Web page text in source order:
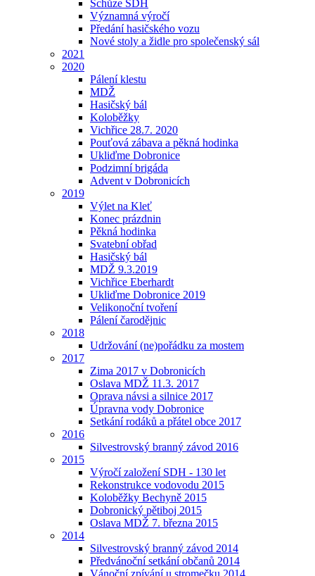
Schůze SDH
Významná výročí
Předání hasičského vozu
Nové stoly a židle pro společenský sál
2021
2020
Pálení klestu
MDŽ
Hasičský bál
Koloběžky
Vichřice 28.7. 2020
Pouťová zábava a pěkná hodinka
Ukliďme Dobronice
Podzimní brigáda
Advent v Dobronicích
2019
Výlet na Kleť
Konec prázdnin
Pěkná hodinka
Svatební obřad
Hasičský bál
MDŽ 9.3.2019
Vichřice Eberhardt
Ukliďme Dobronice 2019
Velikonoční tvoření
Pálení čarodějnic
2018
Udržování (ne)pořádku za mostem
2017
Zima 2017 v Dobronicích
Oslava MDŽ 11.3. 2017
Oprava návsi a silnice 2017
Úpravna vody Dobronice
Setkání rodáků a přátel obce 2017
2016
Silvestrovský branný závod 2016
2015
Výročí založení SDH - 130 let
Rekonstrukce vodovodu 2015
Koloběžky Bechyně 2015
Dobronický pětiboj 2015
Oslava MDŽ 7. března 2015
2014
Silvestrovský branný závod 2014
Předvánoční setkání občanů 2014
Vánoční zpívání u stromečku 2014